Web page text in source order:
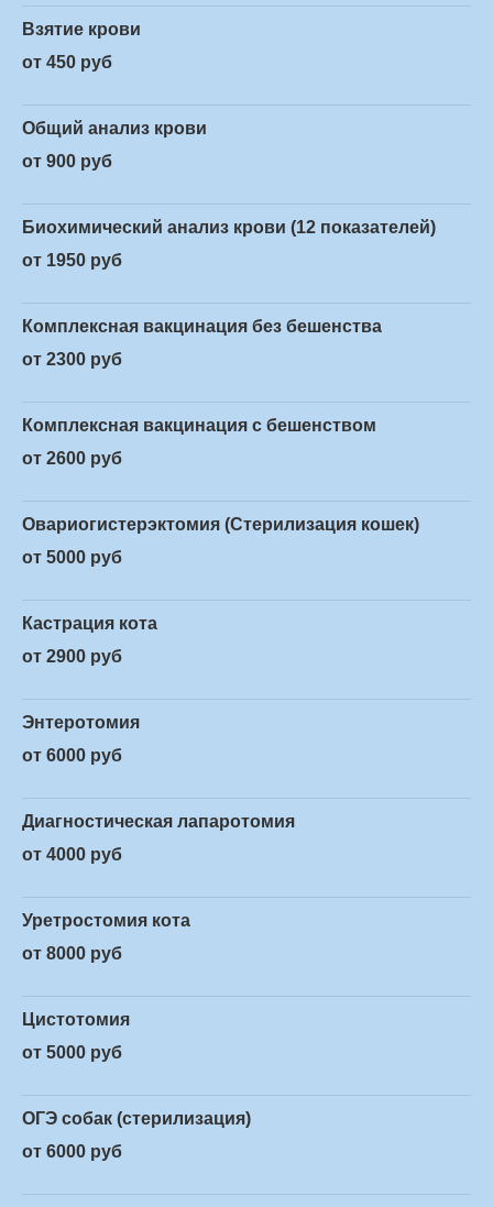
Взятие крови
от 450 руб
Общий анализ крови
от 900 руб
Биохимический анализ крови (12 показателей)
от 1950 руб
Комплексная вакцинация без бешенства
от 2300 руб
Комплексная вакцинация с бешенством
от 2600 руб
Овариогистерэктомия (Стерилизация кошек)
от 5000 руб
Кастрация кота
от 2900 руб
Энтеротомия
от 6000 руб
Диагностическая лапаротомия
от 4000 руб
Уретростомия кота
от 8000 руб
Цистотомия
от 5000 руб
ОГЭ собак (стерилизация)
от 6000 руб